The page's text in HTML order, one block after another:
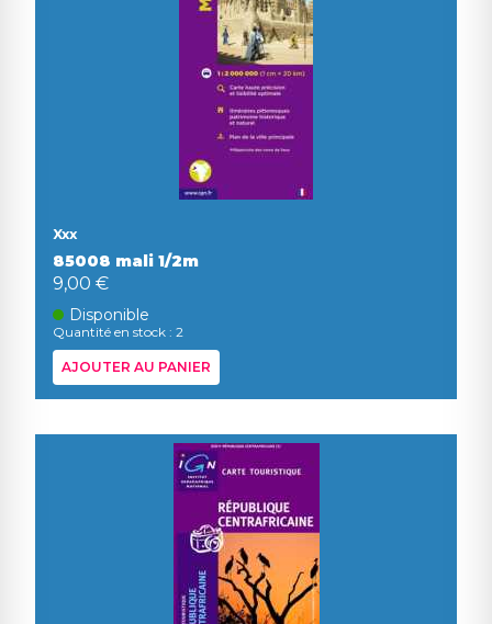
Xxx
85008 mali 1/2m
9,00 €
Disponible
Quantité en stock : 2
AJOUTER AU PANIER